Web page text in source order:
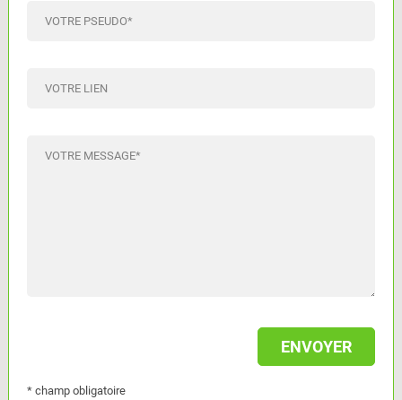
VOTRE PSEUDO*
VOTRE LIEN
VOTRE MESSAGE*
* champ obligatoire